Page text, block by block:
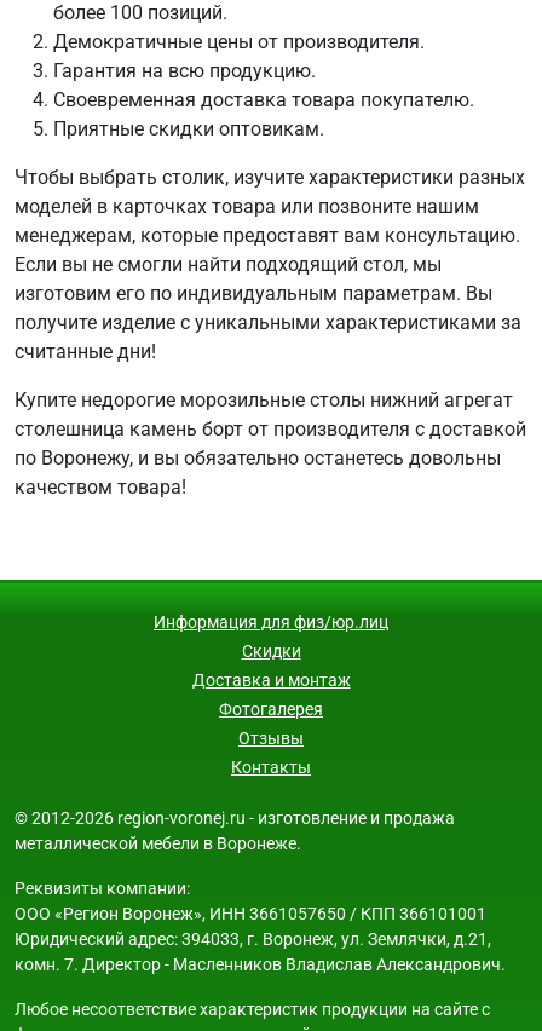
более 100 позиций.
Демократичные цены от производителя.
Гарантия на всю продукцию.
Своевременная доставка товара покупателю.
Приятные скидки оптовикам.
Чтобы выбрать столик, изучите характеристики разных
моделей в карточках товара или позвоните нашим
менеджерам, которые предоставят вам консультацию.
Если вы не смогли найти подходящий стол, мы
изготовим его по индивидуальным параметрам. Вы
получите изделие с уникальными характеристиками за
считанные дни!
Купите недорогие морозильные столы нижний агрегат
столешница камень борт от производителя с доставкой
по Воронежу, и вы обязательно останетесь довольны
качеством товара!
Информация для физ/юр.лиц
Скидки
Доставка и монтаж
Фотогалерея
Отзывы
Контакты
© 2012-2026 region-voronej.ru - изготовление и продажа
металлической мебели в Воронеже.
Реквизиты компании:
ООО «Регион Воронеж», ИНН 3661057650 / КПП 366101001
Юридический адрес: 394033, г. Воронеж, ул. Землячки, д.21,
комн. 7. Директор - Масленников Владислав Александрович.
Любое несоответствие характеристик продукции на сайте с